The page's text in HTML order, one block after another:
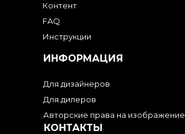
Контент
FAQ
Инструкции
ИНФОРМАЦИЯ
Для дизайнеров
Для дилеров
Авторские права на изображение
КОНТАКТЫ